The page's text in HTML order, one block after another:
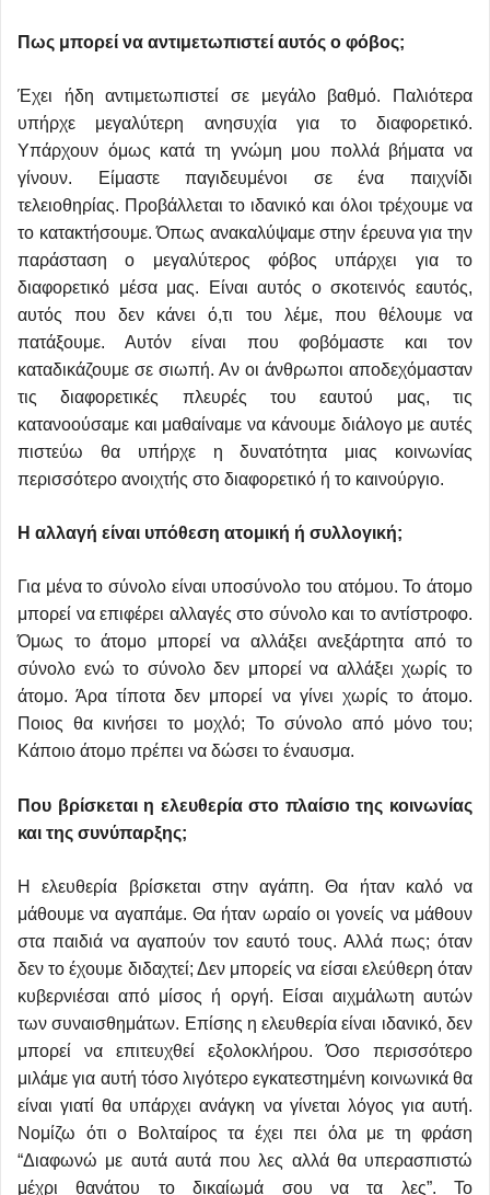
Πως μπορεί να αντιμετωπιστεί αυτός ο φόβος;
Έχει ήδη αντιμετωπιστεί σε μεγάλο βαθμό. Παλιότερα
υπήρχε μεγαλύτερη ανησυχία για το διαφορετικό.
Υπάρχουν όμως κατά τη γνώμη μου πολλά βήματα να
γίνουν. Είμαστε παγιδευμένοι σε ένα παιχνίδι
τελειοθηρίας. Προβάλλεται το ιδανικό και όλοι τρέχουμε να
το κατακτήσουμε. Όπως ανακαλύψαμε στην έρευνα για την
παράσταση ο μεγαλύτερος φόβος υπάρχει για το
διαφορετικό μέσα μας. Είναι αυτός ο σκοτεινός εαυτός,
αυτός που δεν κάνει ό,τι του λέμε, που θέλουμε να
πατάξουμε. Αυτόν είναι που φοβόμαστε και τον
καταδικάζουμε σε σιωπή. Αν οι άνθρωποι αποδεχόμασταν
τις διαφορετικές πλευρές του εαυτού μας, τις
κατανοούσαμε και μαθαίναμε να κάνουμε διάλογο με αυτές
πιστεύω θα υπήρχε η δυνατότητα μιας κοινωνίας
περισσότερο ανοιχτής στο διαφορετικό ή το καινούργιο.
Η αλλαγή είναι υπόθεση ατομική ή συλλογική;
Για μένα το σύνολο είναι υποσύνολο του ατόμου. Το άτομο
μπορεί να επιφέρει αλλαγές στο σύνολο και το αντίστροφο.
Όμως το άτομο μπορεί να αλλάξει ανεξάρτητα από το
σύνολο ενώ το σύνολο δεν μπορεί να αλλάξει χωρίς το
άτομο. Άρα τίποτα δεν μπορεί να γίνει χωρίς το άτομο.
Ποιος θα κινήσει το μοχλό; Το σύνολο από μόνο του;
Κάποιο άτομο πρέπει να δώσει το έναυσμα.
Που βρίσκεται η ελευθερία στο πλαίσιο της κοινωνίας
και της συνύπαρξης;
Η ελευθερία βρίσκεται στην αγάπη. Θα ήταν καλό να
μάθουμε να αγαπάμε. Θα ήταν ωραίο οι γονείς να μάθουν
στα παιδιά να αγαπούν τον εαυτό τους. Αλλά πως; όταν
δεν το έχουμε διδαχτεί; Δεν μπορείς να είσαι ελεύθερη όταν
κυβερνιέσαι από μίσος ή οργή. Είσαι αιχμάλωτη αυτών
των συναισθημάτων. Επίσης η ελευθερία είναι ιδανικό, δεν
μπορεί να επιτευχθεί εξολοκλήρου. Όσο περισσότερο
μιλάμε για αυτή τόσο λιγότερο εγκατεστημένη κοινωνικά θα
είναι γιατί θα υπάρχει ανάγκη να γίνεται λόγος για αυτή.
Νομίζω ότι ο Βολταίρος τα έχει πει όλα με τη φράση
“Διαφωνώ με αυτά αυτά που λες αλλά θα υπερασπιστώ
μέχρι θανάτου το δικαίωμά σου να τα λες”. Το